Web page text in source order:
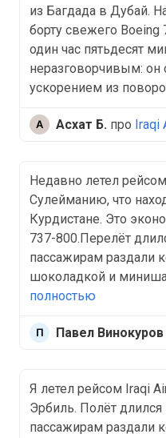
из Багдада в Дубай.
борту свежего Boeing
один час пятьдесят
неразговорчивым: он
ускорением из
Асхат Б. про Iraqi
Недавно летел
Сулейманию, что
Курдистане. Это
737-800.Перелёт
пассажирам раздали
шоколадкой и
полностью
Павел Винокуров
Я летел рейсом Iraqi
Эрбиль. Полёт
пассажирам раздали